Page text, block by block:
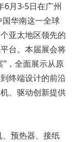
6月3-5日在广州
国华南这一全球
亚太地区领先的
台。本届展会将
，全面展示从原
终端设计的前沿
、驱动创新提供
预热器、接纸